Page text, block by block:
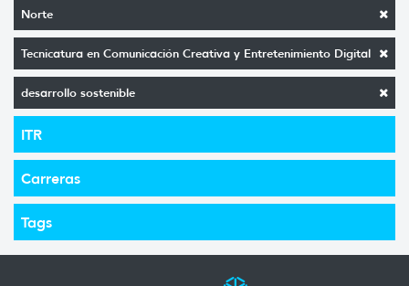
Norte
Tecnicatura en Comunicación Creativa y Entretenimiento Digital
desarrollo sostenible
ITR
Carreras
Tags